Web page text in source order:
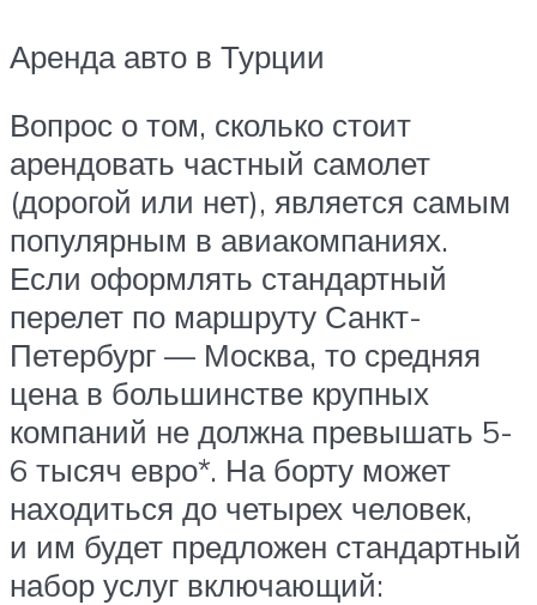
Аренда авто в Турции
Вопрос о том, сколько стоит
арендовать частный самолет
(дорогой или нет), является самым
популярным в авиакомпаниях.
Если оформлять стандартный
перелет по маршруту Санкт-
Петербург — Москва, то средняя
цена в большинстве крупных
компаний не должна превышать 5-
6 тысяч евро*. На борту может
находиться до четырех человек,
и им будет предложен стандартный
набор услуг включающий: